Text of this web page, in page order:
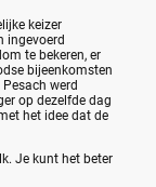
keizer
ingevoerd
te bekeren, er
bijeenkomsten
werd
op dezelfde dag
het idee dat de
Je kunt het beter